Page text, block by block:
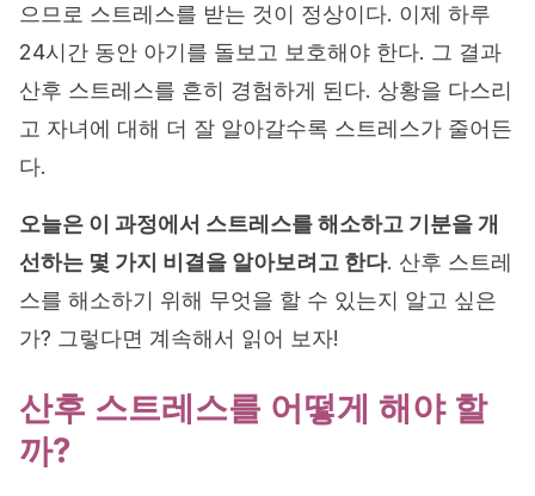
으므로 스트레스를 받는 것이 정상이다. 이제 하루
24시간 동안 아기를 돌보고 보호해야 한다. 그 결과
산후 스트레스를 흔히 경험하게 된다. 상황을 다스리
고 자녀에 대해 더 잘 알아갈수록 스트레스가 줄어든
다.
오늘은 이 과정에서 스트레스를 해소하고 기분을 개
선하는 몇 가지 비결을 알아보려고 한다. 산후 스트레
스를 해소하기 위해 무엇을 할 수 있는지 알고 싶은
가? 그렇다면 계속해서 읽어 보자!
산후 스트레스를 어떻게 해야 할
까?